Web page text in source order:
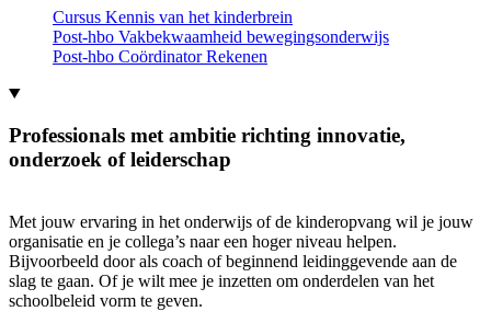
Cursus Kennis van het kinderbrein
Post-hbo Vakbekwaamheid bewegingsonderwijs
Post-hbo Coördinator Rekenen
Professionals met ambitie richting innovatie,
onderzoek of leiderschap
Met jouw ervaring in het onderwijs of de kinderopvang wil je jouw
organisatie en je collega’s naar een hoger niveau helpen.
Bijvoorbeeld door als coach of beginnend leidinggevende aan de
slag te gaan. Of je wilt mee je inzetten om onderdelen van het
schoolbeleid vorm te geven.